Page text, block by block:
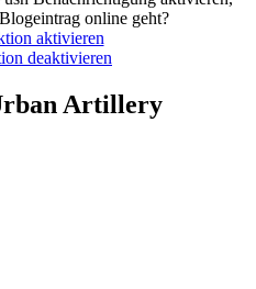
online geht?
aktivieren
deaktivieren
Artillery